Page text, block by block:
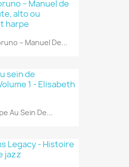
– Manuel De...
Au Sein De...